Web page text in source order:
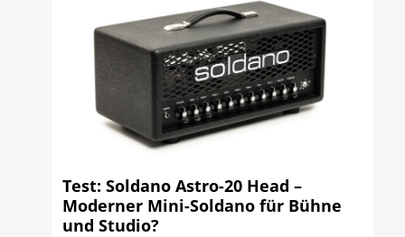
Test: Soldano Astro-20 Head –
Moderner Mini-Soldano für Bühne
und Studio?